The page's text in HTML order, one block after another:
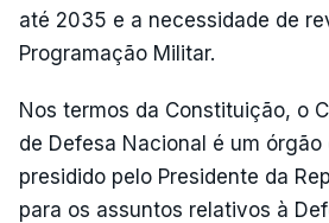
até 2035 e a necessidade de
Programação Militar.
Nos termos da Constituição, o
de Defesa Nacional é um
presidido pelo Presidente da
para os assuntos relativos à